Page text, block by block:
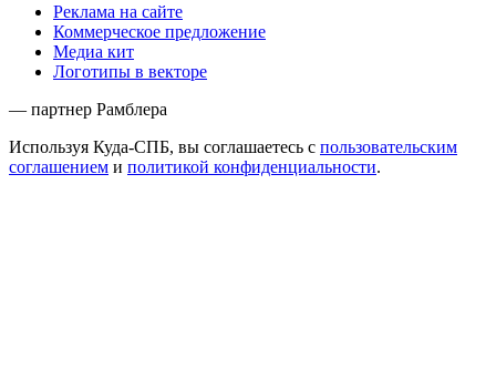
Реклама на сайте
Коммерческое предложение
Медиа кит
Логотипы в векторе
— партнер Рамблера
Используя Куда-СПБ, вы соглашаетесь с пользовательским
соглашением и политикой конфиденциальности.